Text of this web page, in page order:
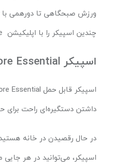
ورزش صبحگاهی تا دورهمی با
چندین اسپیکر را با اپلیکیشن
اسپیکر Essential
اسپیکر قابل حمل Essential
داشتن دستگیره‌ای راحت برای
در حال رقصیدن در خانه
اسپیکر، می‌توانید در هر